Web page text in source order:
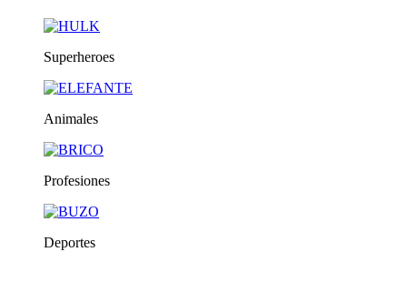
Superheroes
Animales
Profesiones
Deportes